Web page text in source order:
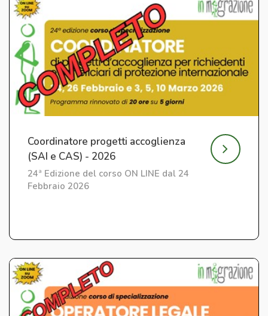
Coordinatore progetti accoglienza
(SAI e CAS) - 2026
24ª Edizione del corso ON LINE dal 24
Febbraio 2026